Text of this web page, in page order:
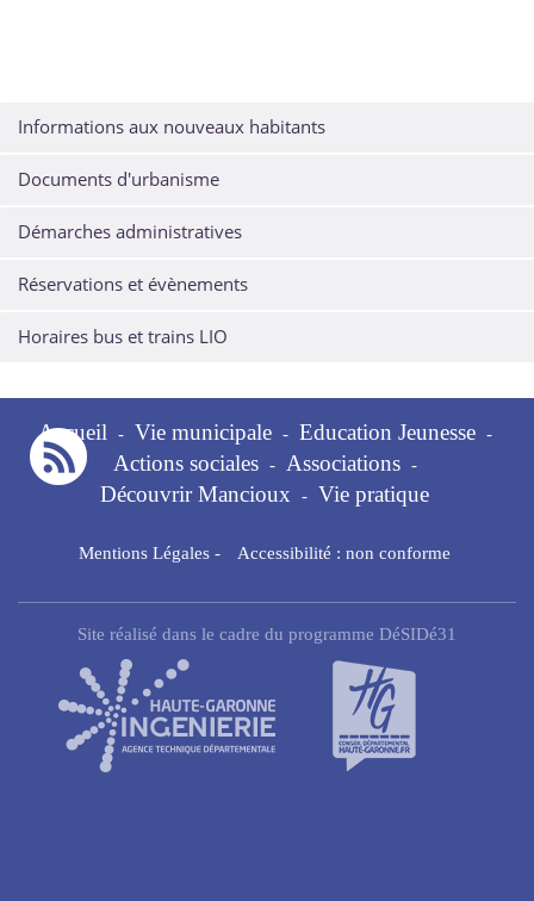
Informations aux nouveaux habitants
Documents d'urbanisme
Démarches administratives
Réservations et évènements
Horaires bus et trains LIO
Accueil - Vie municipale - Education Jeunesse -
Actions sociales - Associations -
Découvrir Mancioux - Vie pratique
Mentions Légales- Accessibilité : non conforme
Site réalisé dans le cadre du programme DéSIDé31